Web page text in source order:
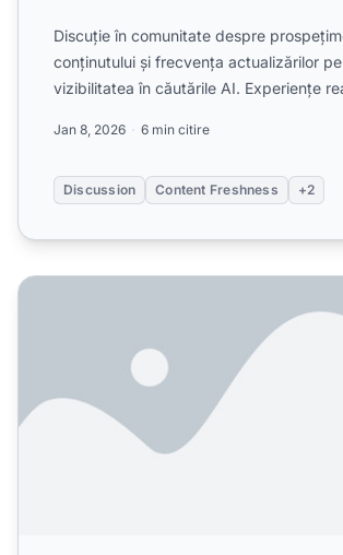
Discuție în comunitate despre
conținutului și frecvența actualizărilor
vizibilitatea în căutările AI. Experiențe
Jan 8, 2026 6 min citire
Discussion Content Freshness +2
Ce este conținutul evergreen pentru